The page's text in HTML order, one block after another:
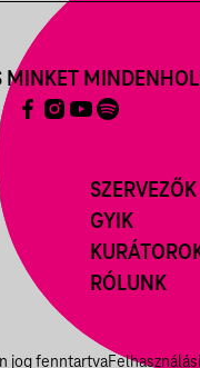
SZERVEZŐK
GYIK
RÓLUNK
MINKET
jog fenntartva